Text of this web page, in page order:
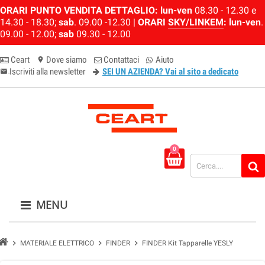
ORARI PUNTO VENDITA DETTAGLIO: lun-ven 08.30 - 12.30 e
14.30 - 18.30; sab. 09.00 -12.30 | ORARI SKY/LINKEM: lun-ven.
09.00 - 12.00; sab 09.30 - 12.00
Ceart location_on Dove siamo Contattaci Aiuto
email-newsletter
Iscriviti alla newsletter SEI UN AZIENDA? Vai al sito a dedicato
0
MENU
chevron_right MATERIALE ELETTRICO chevron_right FINDER chevron_right FINDER Kit Tapparelle YESLY